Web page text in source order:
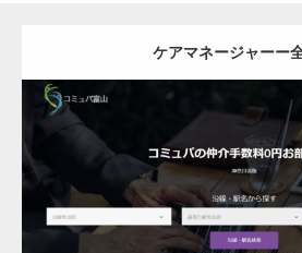
ケアマネージャーー
更新日：
ケアマネージャー ケアマ